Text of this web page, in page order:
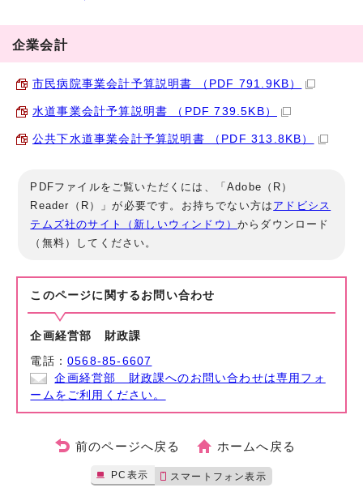
企業会計
市民病院事業会計予算説明書 （PDF 791.9KB）
水道事業会計予算説明書 （PDF 739.5KB）
公共下水道事業会計予算説明書 （PDF 313.8KB）
PDFファイルをご覧いただくには、「Adobe（R）
Reader（R）」が必要です。お持ちでない方は アドビシス
テムズ社のサイト（新しいウィンドウ）からダウンロード
（無料）してください。
このページに関する お問い合わせ
企画経営部 財政課
電話：0568-85-6607
企画経営部 財政課へのお問い合わせは専用フォ
ームをご利用ください。
前のページへ戻る ホームへ戻る
PC表示 スマートフォン表示